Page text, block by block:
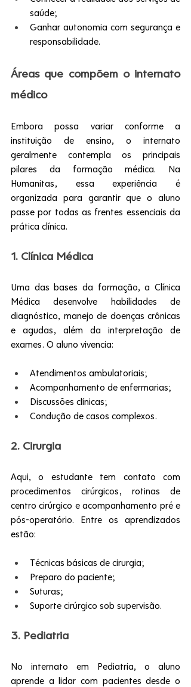
saúde;
Ganhar autonomia com segurança e
responsabilidade.
Áreas que compõem o internato
médico
Embora possa variar conforme a
instituição de ensino, o internato
geralmente contempla os principais
pilares da formação médica. Na
Humanitas, essa experiência é
organizada para garantir que o aluno
passe por todas as frentes essenciais da
prática clínica.
1. Clínica Médica
Uma das bases da formação, a Clínica
Médica desenvolve habilidades de
diagnóstico, manejo de doenças crônicas
e agudas, além da interpretação de
exames. O aluno vivencia:
Atendimentos ambulatoriais;
Acompanhamento de enfermarias;
Discussões clínicas;
Condução de casos complexos.
2. Cirurgia
Aqui, o estudante tem contato com
procedimentos cirúrgicos, rotinas de
centro cirúrgico e acompanhamento pré e
pós-operatório. Entre os aprendizados
estão:
Técnicas básicas de cirurgia;
Preparo do paciente;
Suturas;
Suporte cirúrgico sob supervisão.
3. Pediatria
No internato em Pediatria, o aluno
aprende a lidar com pacientes desde o